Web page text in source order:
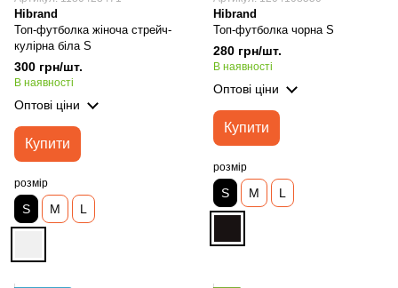
Hibrand
Топ-футболка жіноча стрейч-
кулірна біла S
300 грн/шт.
В наявності
Оптові ціни
Купити
розмір
S M L
Hibrand
Топ-футболка чорна S
280 грн/шт.
В наявності
Оптові ціни
Купити
розмір
S M L